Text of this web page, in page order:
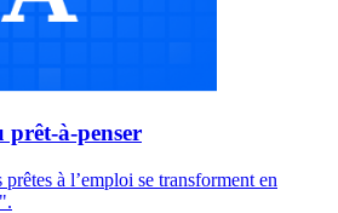
prêt-à-penser
à l’emploi se transforment en